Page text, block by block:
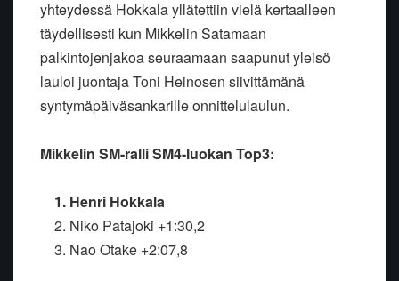
yhteydessä Hokkala yllätettiin vielä kertaalleen
täydellisesti kun Mikkelin Satamaan
palkintojenjakoa seuraamaan saapunut yleisö
lauloi juontaja Toni Heinosen siivittämänä
syntymäpäiväsankarille onnittelulaulun.
Mikkelin SM-ralli SM4-luokan Top3:
1. Henri Hokkala
2. Niko Patajoki +1:30,2
3. Nao Otake +2:07,8